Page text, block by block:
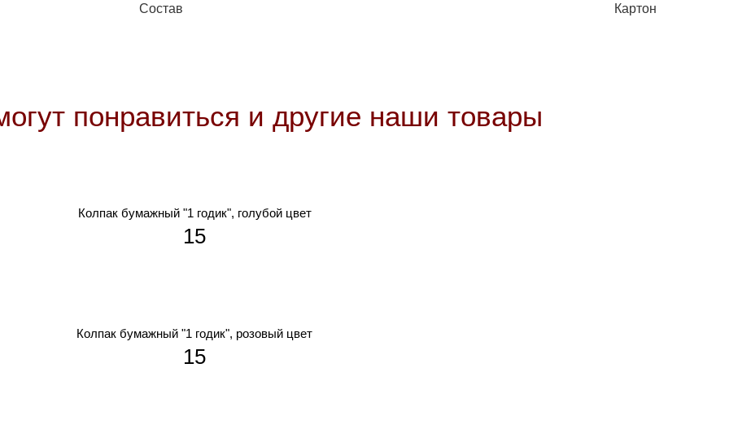
Состав Картон
понравиться и другие наши товары
Колпак бумажный "1 годик", голубой цвет
15
Колпак бумажный "1 годик", розовый цвет
15